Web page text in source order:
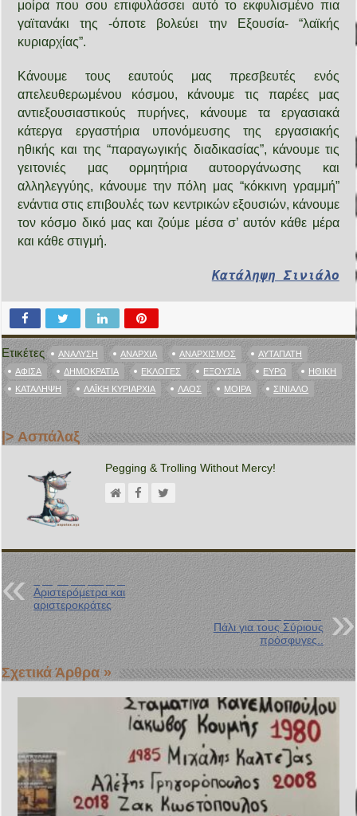
μοίρα που σου επιφυλάσσει αυτό το εκφυλισμένο πια
γαϊτανάκι της -όποτε βολεύει την Εξουσία- “λαϊκής
κυριαρχίας”.
Κάνουμε τους εαυτούς μας πρεσβευτές ενός
απελευθερωμένου κόσμου, κάνουμε τις παρέες μας
αντιεξουσιαστικούς πυρήνες, κάνουμε τα εργασιακά
κάτεργα εργαστήρια υπονόμευσης της εργασιακής
ηθικής και της “παραγωγικής διαδικασίας”, κάνουμε τις
γειτονιές μας ορμητήρια αυτοοργάνωσης και
αλληλεγγύης, κάνουμε την πόλη μας “κόκκινη γραμμή”
ενάντια στις επιβουλές των κεντρικών εξουσιών, κάνουμε
τον κόσμο δικό μας και ζούμε μέσα σ’ αυτόν κάθε μέρα
και κάθε στιγμή.
Κατάληψη Σινιάλο
Ετικέτες ΑΝΆΛΥΣΗ ΑΝΑΡΧΊΑ ΑΝΑΡΧΙΣΜΌΣ
ΑΥΤΑΠΆΤΗ
ΑΦΊΣΑ
ΔΗΜΟΚΡΑΤΊΑ ΕΚΛΟΓΈΣ ΕΞΟΥΣΊΑ ΕΥΡΏ
ΗΘΙΚΉ
ΚΑΤΆΛΗΨΗ
ΛΑΪΚΉ ΚΥΡΙΑΡΧΊΑ ΛΑΌΣ ΜΟΊΡΑ ΣΙΝΙΆΛΟ
|> Ασπάλαξ
Pegging & Trolling Without Mercy!
Προηγούμενη Ανάρτηση
Αριστερόμετρα και
αριστεροκράτες
Επόμενη Ανάρτηση
Πάλι για τους Σύριους
πρόσφυγες..
Σχετικά Άρθρα »